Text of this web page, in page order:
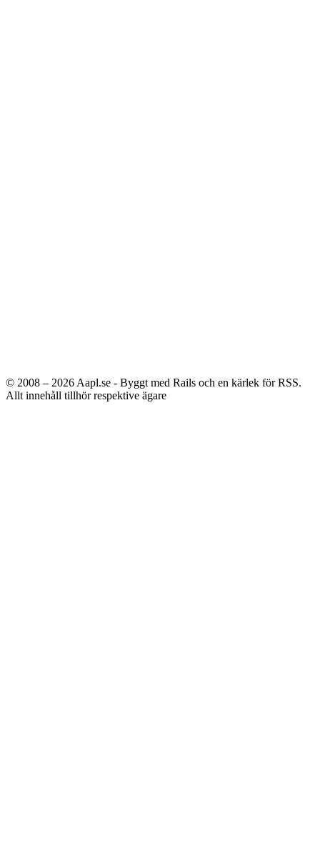
© 2008 – 2026 Aapl.se - Byggt med Rails och en kärlek för RSS.
Allt innehåll tillhör respektive ägare